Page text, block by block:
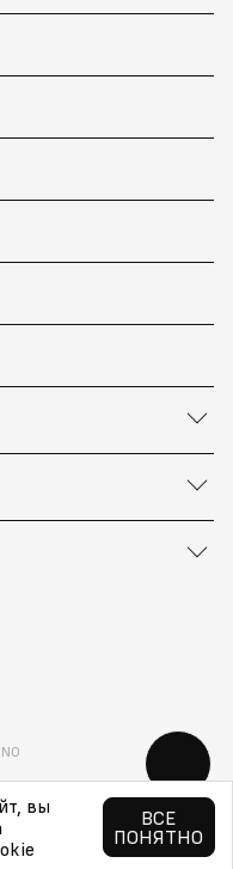
вы
ВСЕ
ПОНЯТНО